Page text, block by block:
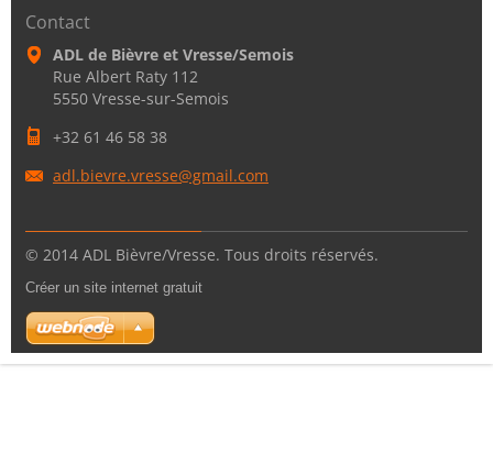
Contact
ADL de Bièvre et Vresse/Semois
Rue Albert Raty 112
5550 Vresse-sur-Semois
+32 61 46 58 38
adl.bievre.vresse@gmail.com
© 2014 ADL Bièvre/Vresse. Tous droits réservés.
Créer un site internet gratuit